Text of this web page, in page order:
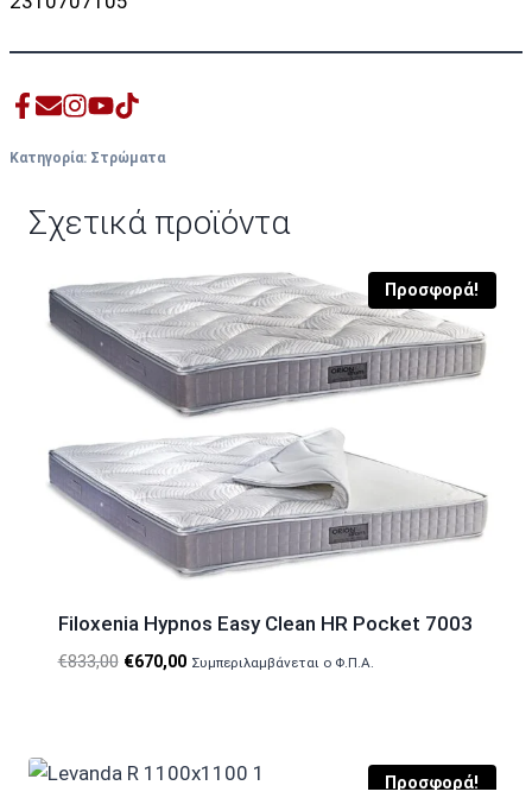
Κατηγορία: Στρώματα
Σχετικά προϊόντα
Προσφορά!
Filoxenia Hypnos Easy Clean HR Pocket 7003
€833,00 Original
€670,00Η
€670,00.
Συμπεριλαμβάνεται ο Φ.Π.Α.
Προσφορά!